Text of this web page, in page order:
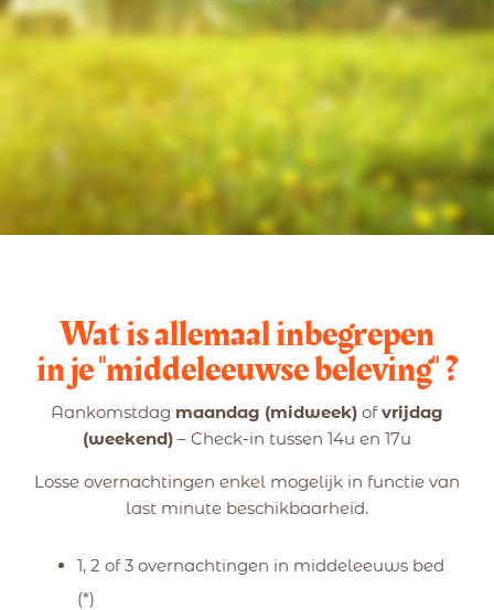
Wat is allemaal inbegrepen
in je "middeleeuwse beleving" ?
Aankomstdag maandag (midweek) ofvrijdag
(weekend) – Check-in tussen 14u en 17u
Losse overnachtingen enkel mogelijk in functie van
last minute beschikbaarheid.
1, 2 of 3 overnachtingen in middeleeuws bed
(*)